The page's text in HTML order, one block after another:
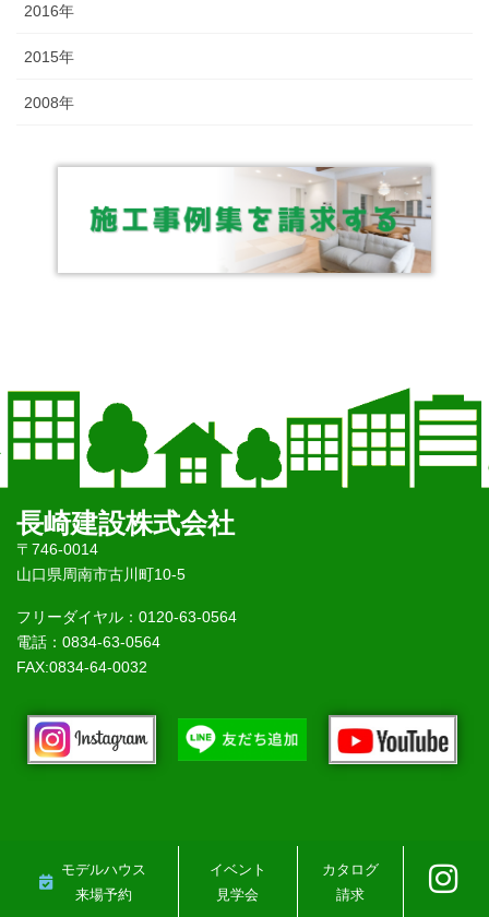
2016年
2015年
2008年
長崎建設株式会社
〒746-0014
山口県周南市古川町10-5
フリーダイヤル：0120-63-0564
電話：0834-63-0564
FAX:0834-64-0032
モデルハウス
来場予約
イベント
見学会
カタログ
請求